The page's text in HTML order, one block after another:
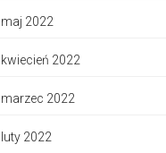
maj 2022
kwiecień 2022
marzec 2022
luty 2022